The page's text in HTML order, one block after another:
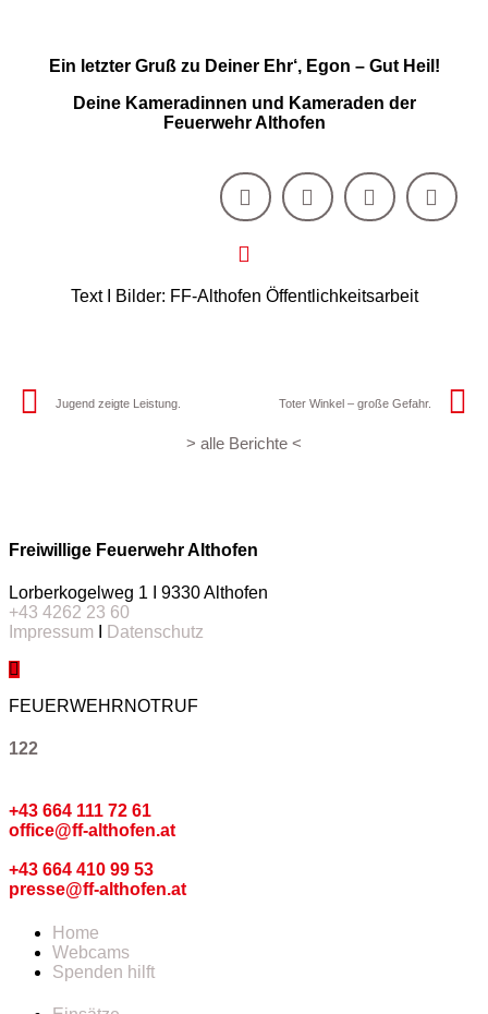
Ein letzter Gruß zu Deiner Ehr‘, Egon – Gut Heil!
Deine Kameradinnen und Kameraden der
Feuerwehr Althofen
Text I Bilder: FF-Althofen Öffentlichkeitsarbeit
Jugend zeigte Leistung. Toter Winkel – große Gefahr.
> alle Berichte <
Freiwillige Feuerwehr Althofen
Lorberkogelweg 1 I 9330 Althofen
+43 4262 23 60
Impressum
Datenschutz
FEUERWEHRNOTRUF
122
+43 664 111 72 61
office@ff-althofen.at
+43 664 410 99 53
presse@ff-althofen.at
Home
Webcams
Spenden hilft